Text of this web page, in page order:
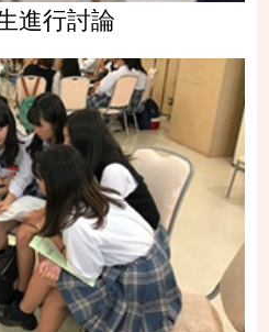
進行討論